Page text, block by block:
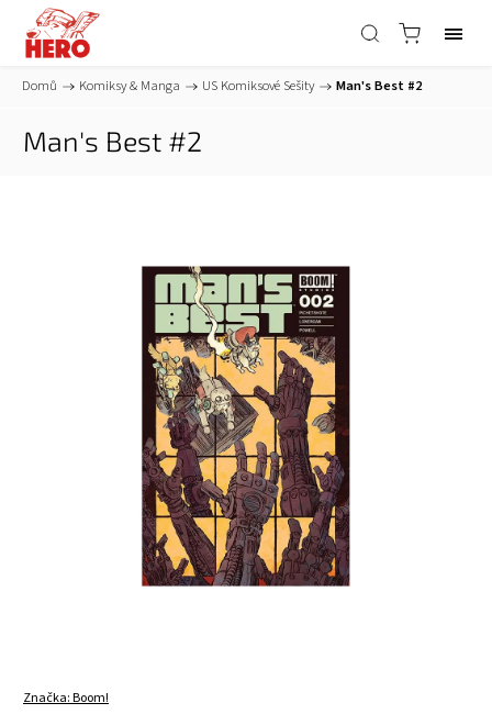
Domů / Komiksy & Manga / US Komiksové Sešity / Man's Best #2
Man's Best #2
Značka:Boom!